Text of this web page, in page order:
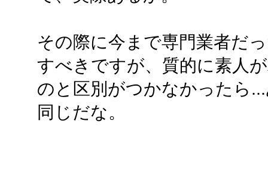
その際に今まで専門業者だ
すべきですが、質的に素人
のと区別がつかなかったら
同じだな。